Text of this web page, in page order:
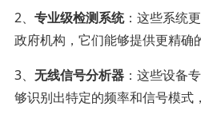
2、 专业级检测系统：这些系统
政府机构，它们能够提供更精确
3、 无线信号分析器：这些设备
够识别出特定的频率和信号模式